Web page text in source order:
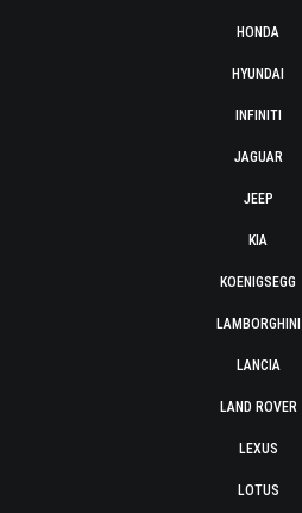
HONDA
HYUNDAI
INFINITI
JAGUAR
JEEP
KIA
KOENIGSEGG
LAMBORGHINI
LANCIA
LAND ROVER
LEXUS
LOTUS